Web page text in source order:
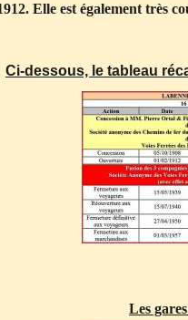
Elle est également très
Ci-dessous, le tableau
Les